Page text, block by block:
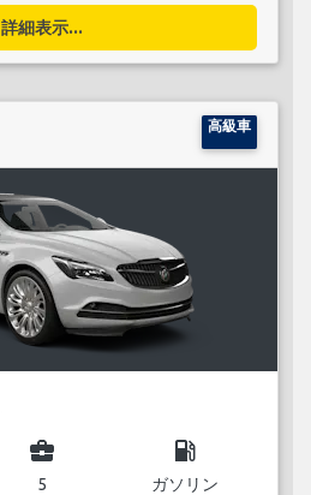
詳細表示...
高級車
business_center
5
local_gas_station
ガソリン